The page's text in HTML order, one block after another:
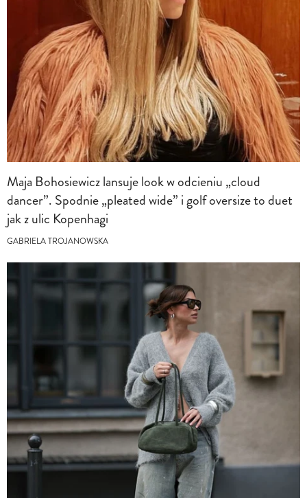
Maja Bohosiewicz lansuje look w odcieniu „cloud
dancer”. Spodnie „pleated wide” i golf oversize to duet
jak z ulic Kopenhagi
GABRIELA TROJANOWSKA